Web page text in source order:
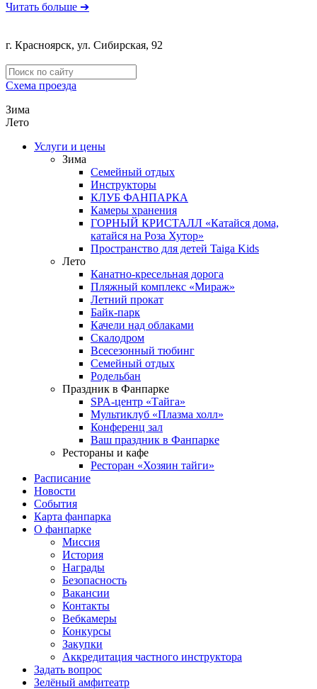
Читать больше ➔
г. Красноярск, ул. Сибирская, 92
Схема проезда
Зима
Лето
Услуги и цены
Зима
Семейный отдых
Инструкторы
КЛУБ ФАНПАРКА
Камеры хранения
ГОРНЫЙ КРИСТАЛЛ «Катайся дома,
катайся на Роза Хутор»
Пространство для детей Taiga Kids
Лето
Канатно-кресельная дорога
Пляжный комплекс «Мираж»
Летний прокат
Байк-парк
Качели над облаками
Скалодром
Всесезонный тюбинг
Семейный отдых
Родельбан
Праздник в Фанпарке
SPA-центр «Тайга»
Мультиклуб «Плазма холл»
Конференц зал
Ваш праздник в Фанпарке
Рестораны и кафе
Ресторан «Хозяин тайги»
Расписание
Новости
События
Карта фанпарка
О фанпарке
Миссия
История
Награды
Безопасность
Вакансии
Контакты
Вебкамеры
Конкурсы
Закупки
Аккредитация частного инструктора
Задать вопрос
Зелёный амфитеатр